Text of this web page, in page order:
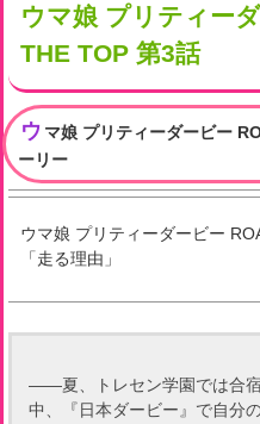
ウマ娘 プリティー
THE TOP 第3話
ウ マ娘 プリティーダービー
ーリー
ウマ娘 プリティーダービー
「走る理由 」
――夏、トレセン学園では合
中、『日本ダービー』で自分